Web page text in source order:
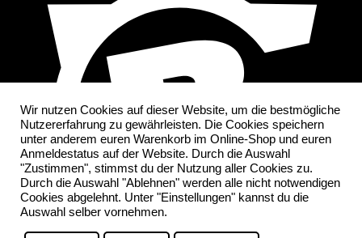
Wir nutzen Cookies auf dieser Website, um die bestmögliche
Nutzererfahrung zu gewährleisten. Die Cookies speichern
unter anderem euren Warenkorb im Online-Shop und euren
Anmeldestatus auf der Website. Durch die Auswahl
"Zustimmen", stimmst du der Nutzung aller Cookies zu.
Durch die Auswahl "Ablehnen" werden alle nicht notwendigen
Cookies abgelehnt. Unter "Einstellungen" kannst du die
Auswahl selber vornehmen.